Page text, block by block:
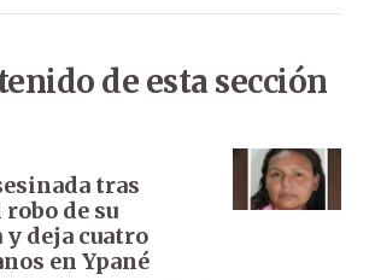
de esta sección
tras
de su
deja cuatro
en Ypané